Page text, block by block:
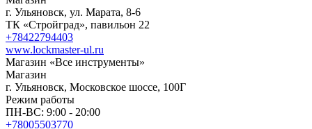
г. Ульяновск, ул. Марата, 8-6
ТК «Стройград», павильон 22
+78422794403
www.lockmaster-ul.ru
Магазин «Все инструменты»
Магазин
г. Ульяновск, Московское шоссе, 100Г
Режим работы
ПН-ВС: 9:00 - 20:00
+78005503770